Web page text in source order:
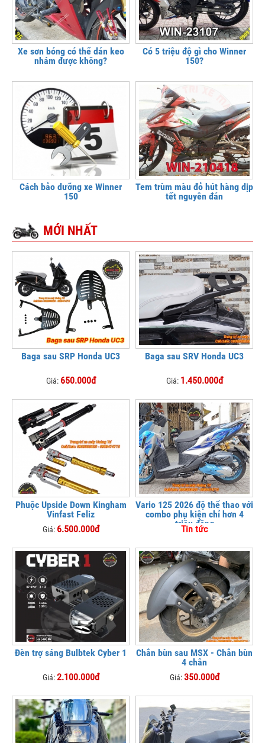
Xe sơn bóng có thể dán keo
nhám được không?
Có 5 triệu độ gì cho Winner
150?
Cách bảo dưỡng xe Winner
150
Tem trùm màu đỏ hút hàng dịp
tết nguyên đán
MỚI NHẤT
Baga sau SRP Honda UC3
Giá: 650.000đ
Baga sau SRV Honda UC3
Giá: 1.450.000đ
Phuộc Upside Down Kingham
Vinfast Feliz
Giá: 6.500.000đ
Vario 125 2026 độ thể thao với
combo phụ kiện chỉ hơn 4
triệu đồng
Tin tức
Đèn trợ sáng Bulbtek Cyber 1
Giá:2.100.000đ
Chắn bùn sau MSX - Chắn bùn
4 chân
Giá:350.000đ